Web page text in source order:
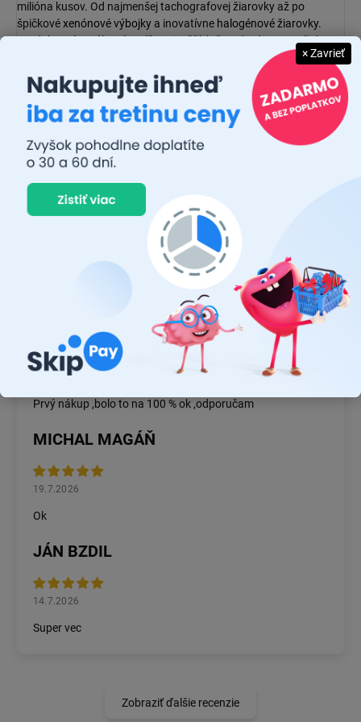
milióna kusov. Od najmenšej tachografovej žiarovky až po
špičkovéxenónové výbojkya inovatívne halogénové žiarovky.
Produkty sú vyrábané podľa najvyšších štandardov s použitím
materiálov prvotriednej kvality, aby sa zabezpečil vysoký výkon a
spoľahlivosť.
JUDR. EMÍLIA MUŠKOVÁ
Rýchlosť dodania a zatiaľ funkčný tovar.
RASTISLAV TABAČEK
22.7.2026
Prvý nákup ,bolo to na 100 % ok ,odporučam
MICHAL MAGÁŇ
19.7.2026
Ok
JÁN BZDIL
14.7.2026
Super vec
Zobraziť ďalšie recenzie
× Zavrieť